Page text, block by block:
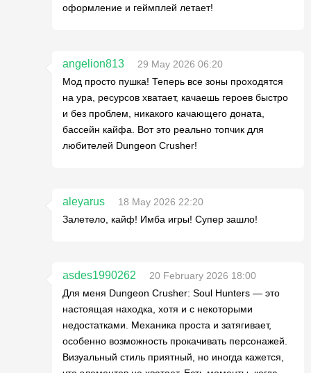
оформление и геймплей летает!
angelion813
29 May 2026 06:20
Мод просто пушка! Теперь все зоны проходятся
на ура, ресурсов хватает, качаешь героев быстро
и без проблем, никакого качающего доната,
бассейн кайфа. Вот это реально топчик для
любителей Dungeon Crusher!
aleyarus
18 May 2026 22:20
Залетело, кайф! Имба игры! Супер зашло!
asdes1990262
20 February 2026 18:00
Для меня Dungeon Crusher: Soul Hunters — это
настоящая находка, хотя и с некоторыми
недостатками. Механика проста и затягивает,
особенно возможность прокачивать персонажей.
Визуальный стиль приятный, но иногда кажется,